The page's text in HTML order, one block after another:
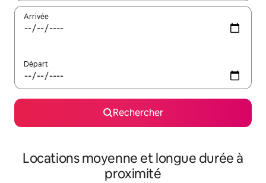
Arrivée
Départ
Rechercher
Locations moyenne et longue durée à
proximité